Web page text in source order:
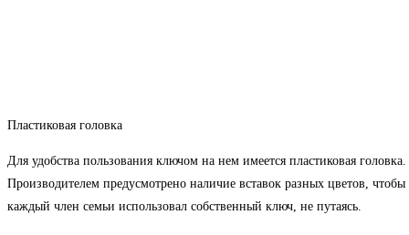
Пластиковая головка
Для удобства пользования ключом на нем имеется пластиковая головка.
Производителем предусмотрено наличие вставок разных цветов, чтобы
каждый член семьи использовал собственный ключ, не путаясь.